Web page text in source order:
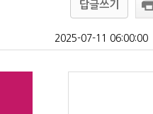
답글쓰기
2025-07-11 06:00:00